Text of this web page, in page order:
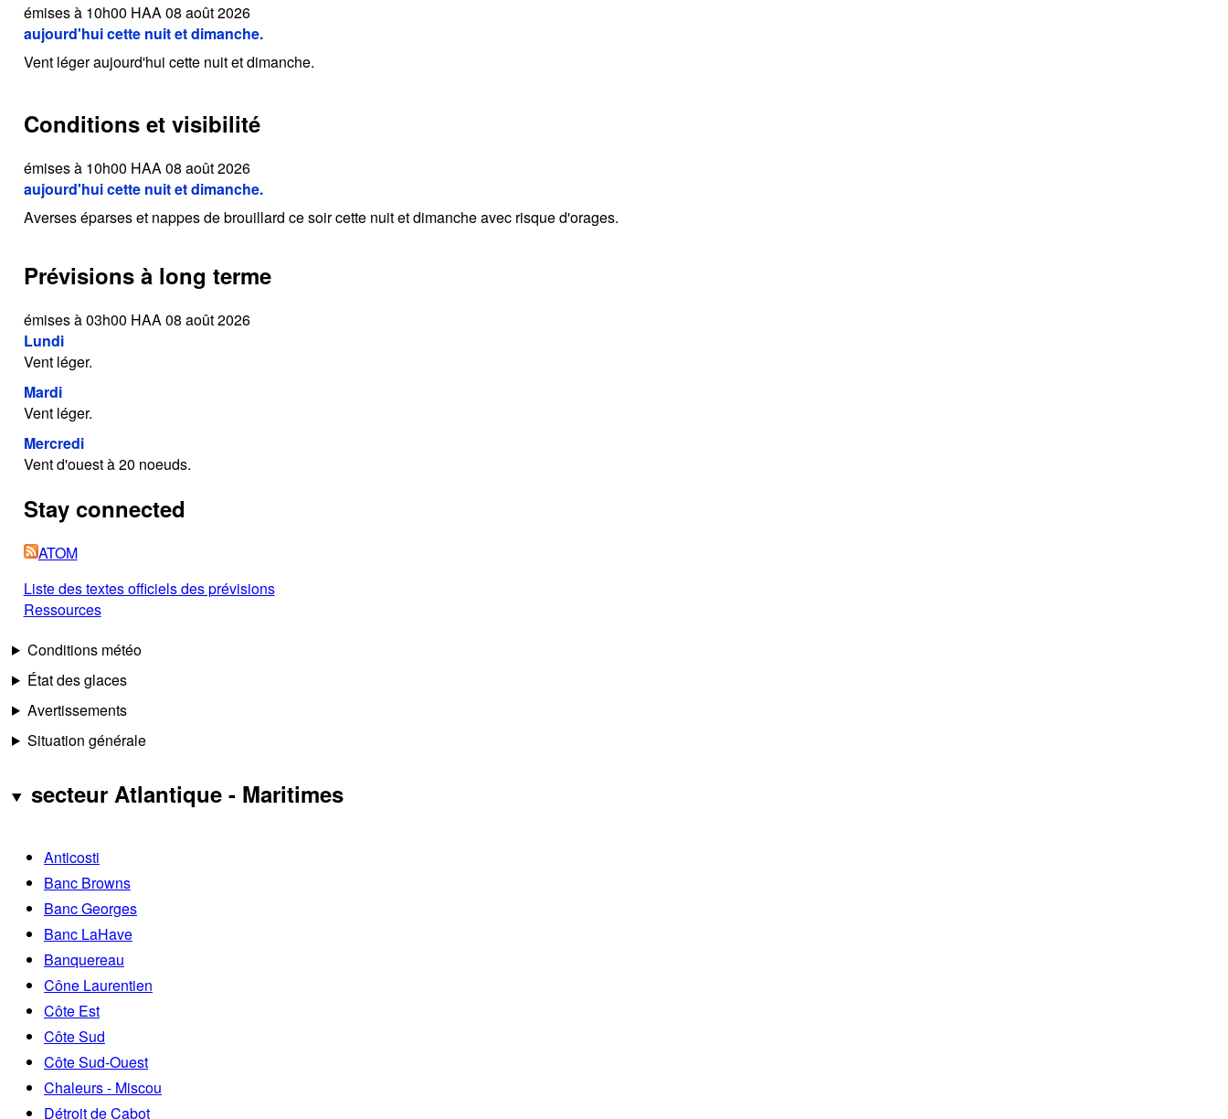
émises à 10h00 HAA 08 août 2026
aujourd'hui cette nuit et dimanche.
Vent léger aujourd'hui cette nuit et dimanche.
Conditions et visibilité
émises à 10h00 HAA 08 août 2026
aujourd'hui cette nuit et dimanche.
Averses éparses et nappes de brouillard ce soir cette nuit et dimanche avec risque d'orages.
Prévisions à long terme
émises à 03h00 HAA 08 août 2026
Lundi
Vent léger.
Mardi
Vent léger.
Mercredi
Vent d'ouest à 20 noeuds.
Stay connected
ATOM
Liste des textes officiels des prévisions
Ressources
Conditions météo
État des glaces
Avertissements
Situation générale
secteur Atlantique - Maritimes
Anticosti
Banc Browns
Banc Georges
Banc LaHave
Banquereau
Cône Laurentien
Côte Est
Côte Sud
Côte Sud-Ouest
Chaleurs - Miscou
Détroit de Cabot